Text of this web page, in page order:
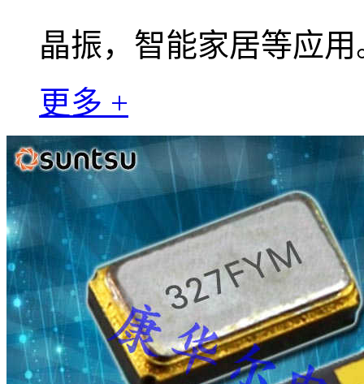
晶振，智能家居等应用
更多 +